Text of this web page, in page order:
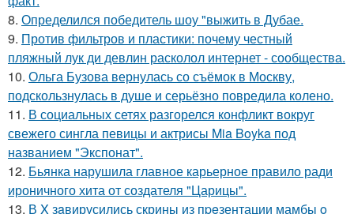
8. Определился победитель шоу "выжить в Дубае.
9. Против фильтров и пластики: почему честный
пляжный лук ди девлин расколол интернет - сообщества.
10. Ольга Бузова вернулась со съёмок в Москву,
подскользнулась в душе и серьёзно повредила колено.
11. В социальных сетях разгорелся конфликт вокруг
свежего сингла певицы и актрисы Mia Boyka под
названием "Экспонат".
12. Бьянка нарушила главное карьерное правило ради
ироничного хита от создателя "Царицы".
13. В X зaвирусились скрины из пpeзентации мамбы o